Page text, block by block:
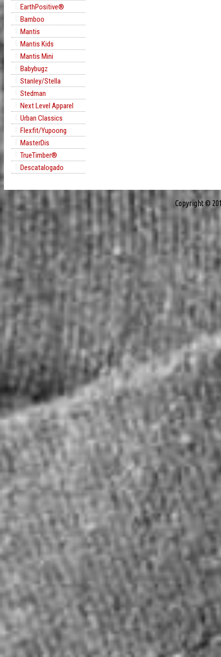
EarthPositive®
Bamboo
Mantis
Mantis Kids
Mantis Mini
Babybugz
Stanley/Stella
Stedman
Next Level Apparel
Urban Classics
Flexfit/Yupoong
MasterDis
TrueTimber®
Descatalogado
Copyright ©